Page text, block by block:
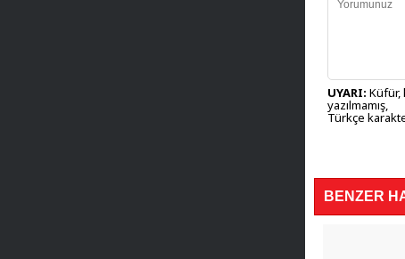
UYARI: Küfür,
yazılmamış,
Türkçe
BENZER